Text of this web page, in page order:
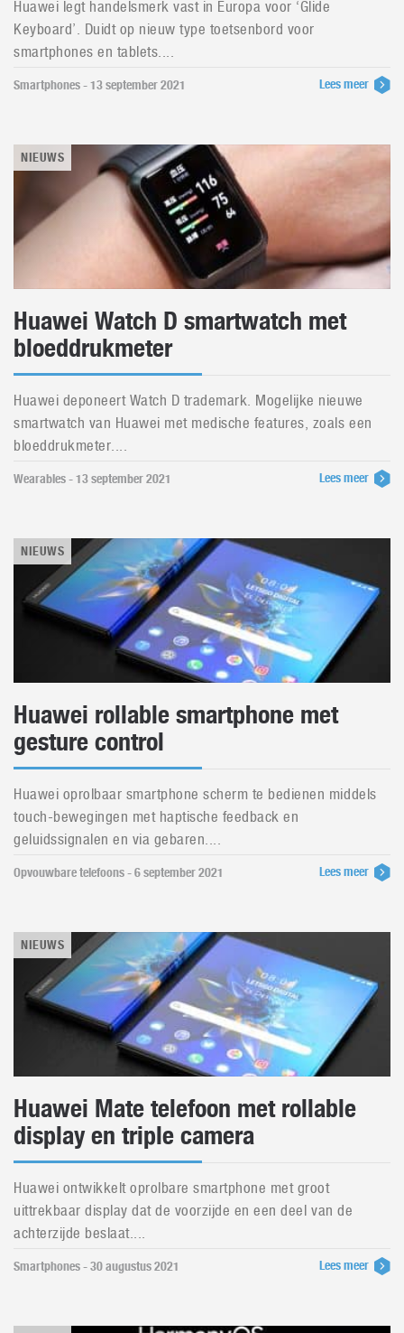
Huawei legt handelsmerk vast in Europa voor ‘Glide
Keyboard’. Duidt op nieuw type toetsenbord voor
smartphones en tablets....
Smartphones - 13 september 2021 Lees meer
NIEUWS
Huawei Watch D smartwatch met
bloeddrukmeter
Huawei deponeert Watch D trademark. Mogelijke nieuwe
smartwatch van Huawei met medische features, zoals een
bloeddrukmeter....
Wearables - 13 september 2021 Lees meer
NIEUWS
Huawei rollable smartphone met
gesture control
Huawei oprolbaar smartphone scherm te bedienen middels
touch-bewegingen met haptische feedback en
geluidssignalen en via gebaren....
Opvouwbare telefoons - 6 september 2021 Lees meer
NIEUWS
Huawei Mate telefoon met rollable
display en triple camera
Huawei ontwikkelt oprolbare smartphone met groot
uittrekbaar display dat de voorzijde en een deel van de
achterzijde beslaat....
Smartphones - 30 augustus 2021 Lees meer